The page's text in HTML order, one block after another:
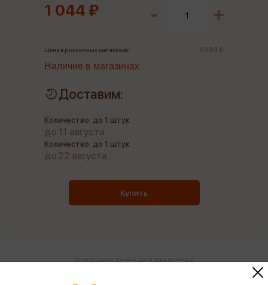
1 044 ₽
Цена в розничных магазинах: 1 099 ₽
Наличие в магазинах
Доставим:
Количество: до 1 штук
до 11 августа
Количество: до 1 штук
до 22 августа
Купить
Все книги этого издательства